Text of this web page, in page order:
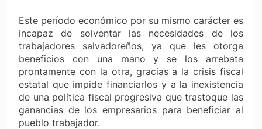
Este período económico por su mismo carácter es
incapaz de solventar las necesidades de los
trabajadores salvadoreños, ya que les otorga
beneficios con una mano y se los arrebata
prontamente con la otra, gracias a la crisis fiscal
estatal que impide financiarlos y a la inexistencia
de una política fiscal progresiva que trastoque las
ganancias de los empresarios para beneficiar al
pueblo trabajador.